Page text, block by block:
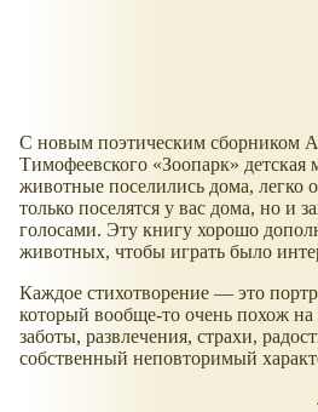
С новым поэтическим сборником
Тимофеевского «Зоопарк» детская
животные поселились дома, легко
только поселятся у вас дома, но и
голосами. Эту книгу хорошо
животных, чтобы играть было
Каждое стихотворение — это
который вообще-то очень похож на
заботы, развлечения, страхи,
собственный неповторимый